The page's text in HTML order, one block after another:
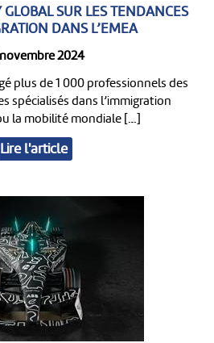
SUR LES TENDANCES
DANS L’EMEA
2024
plus de 1 000 professionnels des
spécialisés dans l’immigration
la mobilité mondiale […]
Lire l'article